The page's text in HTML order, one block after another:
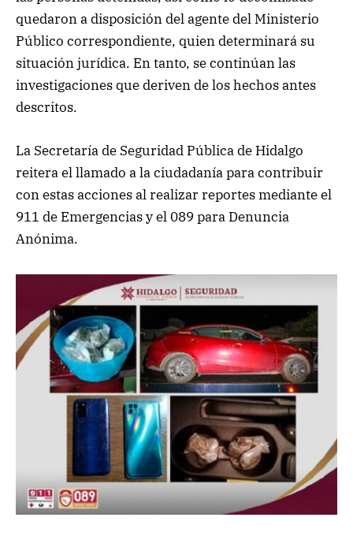
quedaron a disposición del agente del Ministerio
Público correspondiente, quien determinará su
situación jurídica. En tanto, se continúan las
investigaciones que deriven de los hechos antes
descritos.
La Secretaría de Seguridad Pública de Hidalgo
reitera el llamado a la ciudadanía para contribuir
con estas acciones al realizar reportes mediante el
911 de Emergencias y el 089 para Denuncia
Anónima.